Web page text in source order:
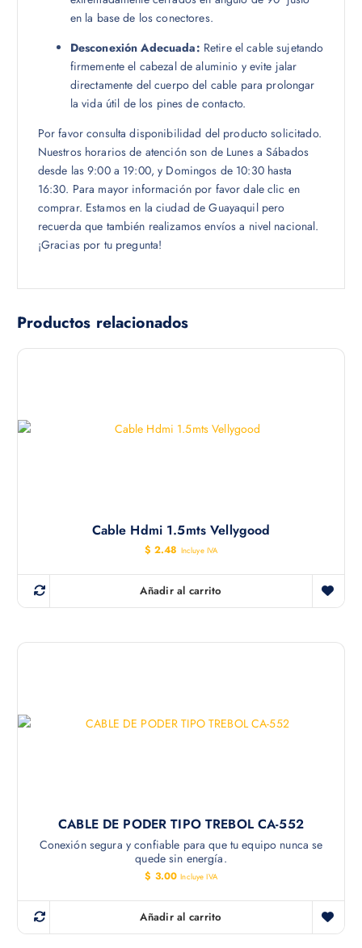
en la base de los conectores.
Desconexión Adecuada: Retire el cable sujetando
firmemente el cabezal de aluminio y evite jalar
directamente del cuerpo del cable para prolongar
la vida útil de los pines de contacto.
Por favor consulta disponibilidad del producto solicitado.
Nuestros horarios de atención son de Lunes a Sábados
desde las 9:00 a 19:00, y Domingos de 10:30 hasta
16:30. Para mayor información por favor dale clic en
comprar. Estamos en la ciudad de Guayaquil pero
recuerda que también realizamos envíos a nivel nacional.
¡Gracias por tu pregunta!
Productos relacionados
Cable Hdmi 1.5mts Vellygood
$ 2.48 Incluye IVA
Añadir al carrito
CABLE DE PODER TIPO TREBOL CA-552
Conexión segura y confiable para que tu equipo nunca se
quede sin energía.
$ 3.00 Incluye IVA
Añadir al carrito